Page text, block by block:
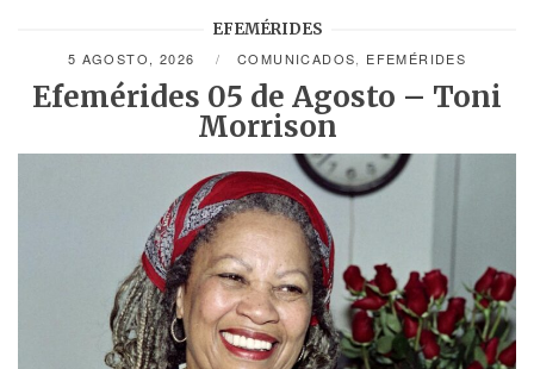
EFEMÉRIDES
5 AGOSTO, 2026 COMUNICADOS, EFEMÉRIDES
Efemérides 05 de Agosto – Toni
Morrison